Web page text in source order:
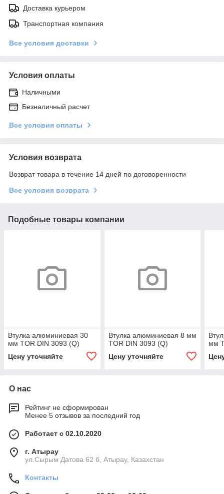
Доставка курьером
Транспортная компания
Все условия доставки
Условия оплаты
Наличными
Безналичный расчет
Все условия оплаты
Условия возврата
Возврат товара в течение 14 дней по договоренности
Все условия возврата
Подобные товары компании
Втулка алюминиевая 30
мм TOR DIN 3093 (Q)
Цену уточняйте
Втулка алюминиевая 8 мм
TOR DIN 3093 (Q)
Цену уточняйте
мм
О нас
Рейтинг не сформирован
Менее 5 отзывов за последний год
Работает с 02.10.2020
г. Атырау
ул.Сырым Датова 62 б, Атырау, Казахстан
Контакты